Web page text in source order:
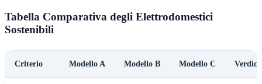
Tabella Comparativa degli Elettrodomestici
Sostenibili
Criterio Modello A Modello B Modello C Verdict